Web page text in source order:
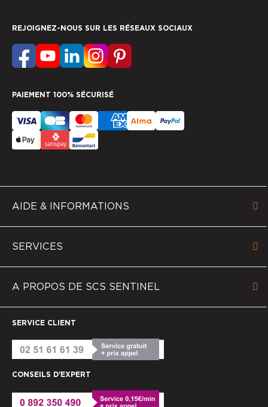
AIDE & INFORMATIONS
SERVICES
A PROPOS DE SCS SENTINEL
SERVICE CLIENT
CONSEILS D'EXPERT
REJOIGNEZ-NOUS SUR LES RÉSEAUX SOCIAUX
PAIEMENT 100% SÉCURISÉ